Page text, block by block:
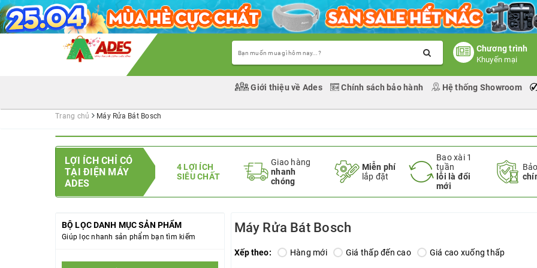
Chương trình
Khuyến mại
Giới thiệu về Ades Chính sách bảo hành Hệ thống Showroom
Trang chủ Máy Rửa Bát Bosch
LỢI ÍCH CHỈ CÓ
TẠI ĐIỆN MÁY
ADES
4 LỢI ÍCH
SIÊU CHẤT
Giao hàng
nhanh
chóng
Miễn phí
lắp đặt
Bao xài 1
tuần
lỗi là đổi
mới
BỘ LỌC DANH MỤC SẢN PHẨM
Giúp lọc nhanh sản phẩm bạn tìm kiếm
Máy Rửa Bát Bosch
Xếp theo: Hàng mới Giá thấp đến cao Giá cao xuống thấp